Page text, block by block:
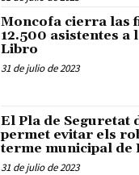
Moncofa cierra las
12.500 asistentes a
Libro
31 de julio de 2023
El Pla de Seguretat
permet evitar els
terme municipal de
31 de julio de 2023